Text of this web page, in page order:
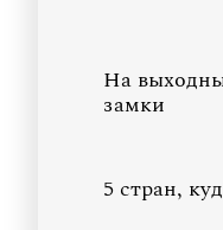
На
замки
5 стран,